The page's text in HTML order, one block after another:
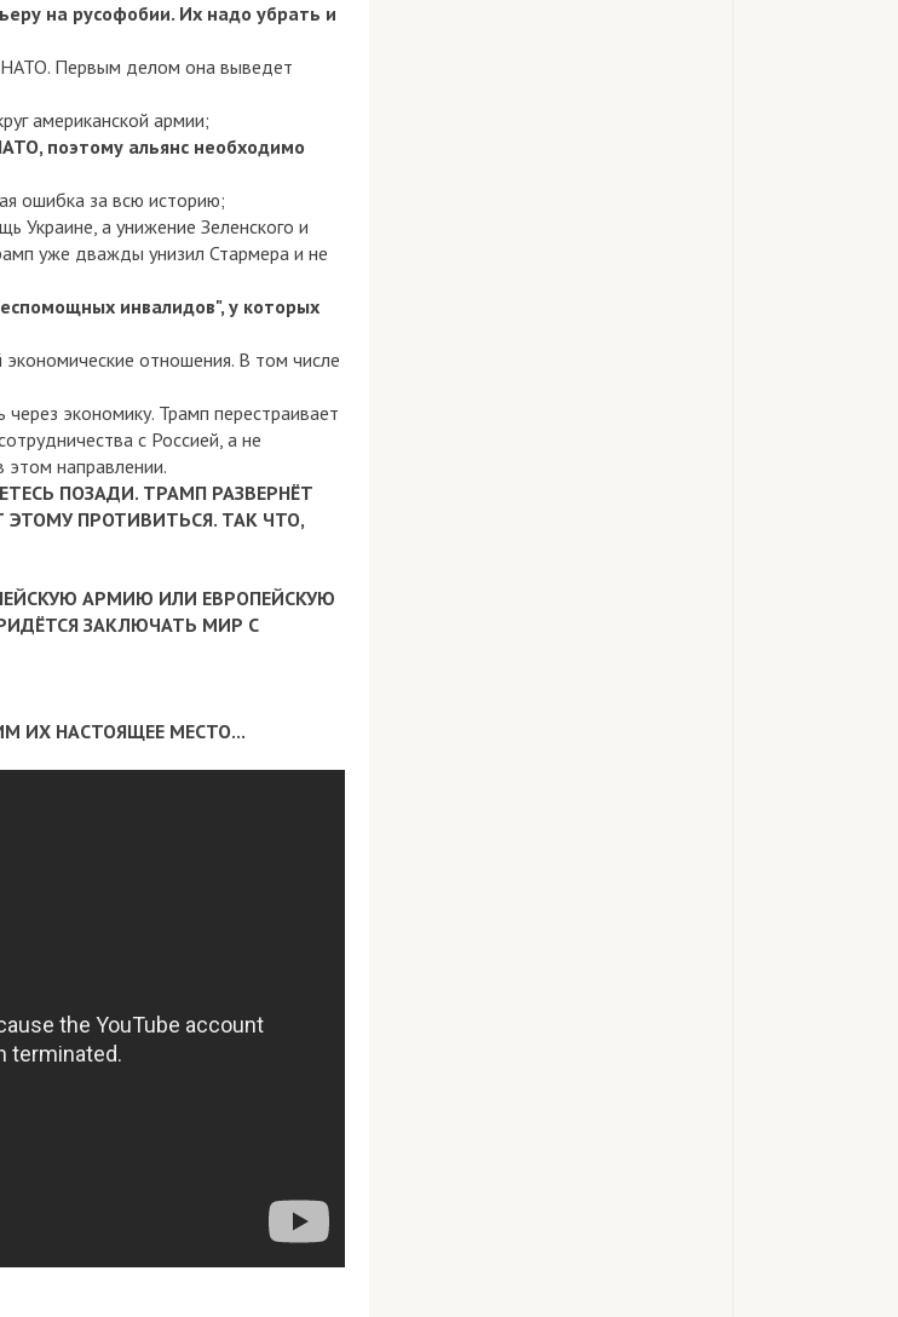
на русофобии. Их надо убрать и
НАТО. Первым делом она выведет
американской армии;
поэтому альянс необходимо
ошибка за всю историю;
Украине, а унижение Зеленского и
уже дважды унизил Стармера и не
инвалидов", у которых
экономические отношения. В том числе
экономику. Трамп перестраивает
с Россией, а не
этом направлении.
ПОЗАДИ. ТРАМП РАЗВЕРНЁТ
ЭТОМУ ПРОТИВИТЬСЯ. ТАК ЧТО,
АРМИЮ ИЛИ ЕВРОПЕЙСКУЮ
ЗАКЛЮЧАТЬ МИР С
ИХ НАСТОЯЩЕЕ МЕСТО...